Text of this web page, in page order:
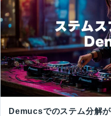
Demucsでのステム分解